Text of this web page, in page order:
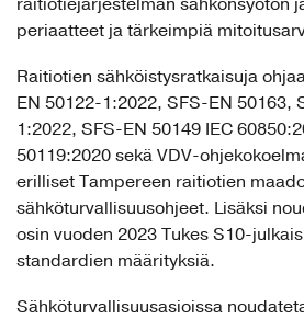
raitiotiejärjestelmän sähkönsyötön
periaatteet ja tärkeimpiä
Raitiotien sähköistysratkaisuja
EN 50122-1:2022, SFS-EN 50163,
1:2022, SFS-EN 50149 IEC
50119:2020 sekä VDV-
erilliset Tampereen raitiotien
sähköturvallisuusohjeet. Lisäksi
osin vuoden 2023 Tukes S10-
standardien määrityksiä.
Sähköturvallisuusasioissa